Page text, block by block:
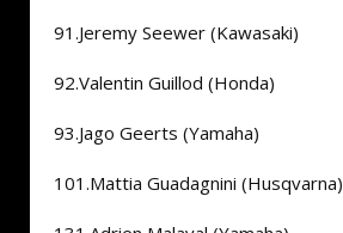
91.Jeremy Seewer (Kawasaki)
92.Valentin Guillod (Honda)
93.Jago Geerts (Yamaha)
101.Mattia Guadagnini (Husqvarna)